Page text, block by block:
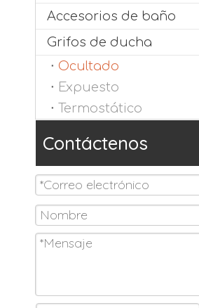
Accesorios de baño
Grifos de ducha
Ocultado
Expuesto
Termostático
Contáctenos